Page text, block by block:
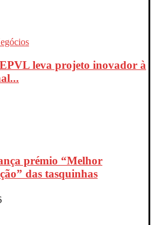
leva projeto inovador à
prémio “Melhor
das tasquinhas